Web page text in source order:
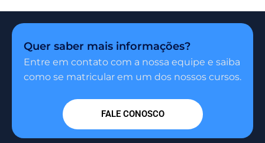
Quer saber mais informações?
Entre em contato com a nossa equipe e saiba
como se matricular em um dos nossos cursos.
FALE CONOSCO